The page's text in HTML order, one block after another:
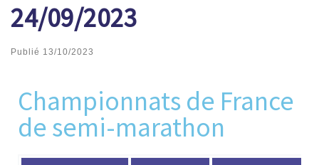
24/09/2023
Publié 13/10/2023
Championnats de France
de semi-marathon